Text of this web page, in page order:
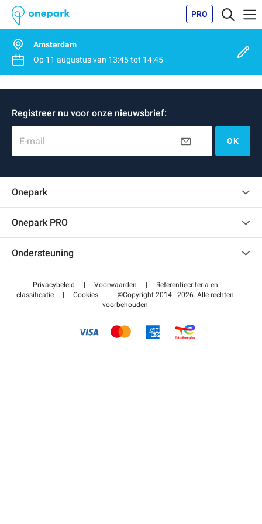
PRO
Amsterdam
Op 11 augustusvan 13:45tot 14:45
Registreer nu voor onze nieuwsbrief:
E-mail OK
Onepark
Onepark PRO
Word partner van Onepark
Ondersteuning
Helpcentrum
Betalen voor parkeren FLOW
Privacybeleid | Voorwaarden |
Referentiecriteria en
classificatie
| Cookies |
©Copyright 2014 - 2026. Alle rechten
voorbehouden